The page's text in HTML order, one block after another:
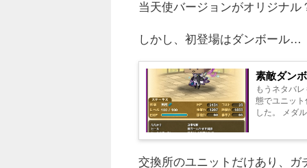
当天使バージョンがオリジナル
しかし、初登場はダンボール…
素敵ダン
もうネタバレも何もありませんね
態でユニット化した物体です！ なんや
した。 メダル交換ユニットとして限定で復刻(記事掲載時)したのでご紹介いたします＾＾ 素敵ダ
交換所のユニットだけあり、